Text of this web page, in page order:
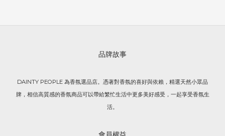
品牌故事
DAINTY PEOPLE 為香氛選品店。憑著對香氛的喜好與依賴，精選天然小眾品
牌，相信高質感的香氛商品可以帶給繁忙生活中更多美好感受，一起享受香氛生
活。